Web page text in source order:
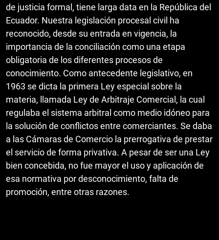
de justicia formal, tiene larga data en la República del
Ecuador. Nuestra legislación procesal civil ha
reconocido, desde su entrada en vigencia, la
importancia de la conciliación como una etapa
obligatoria de los diferentes procesos de
conocimiento. Como antecedente legislativo, en
1963 se dicta la primera Ley especial sobre la
materia, llamada Ley de Arbitraje Comercial, la cual
regulaba el sistema arbitral como medio idóneo para
la solución de conflictos entre comerciantes. Se daba
a las Cámaras de Comercio la prerrogativa de prestar
el servicio de forma privativa. A pesar de ser una Ley
bien concebida, no fue mayor el uso y aplicación de
esa normativa por desconocimiento, falta de
promoción, entre otras razones.